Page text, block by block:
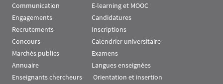
Communication
Engagements
Recrutements
Concours
Marchés publics
Annuaire
Enseignants chercheurs
E-learning et MOOC
Candidatures
Inscriptions
Calendrier universitaire
Examens
Langues enseignées
Orientation et insertion